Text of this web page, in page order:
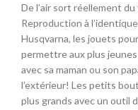
De l’air sort réellement du
Reproduction à
Husqvarna, les jouets
permettre aux plus
avec sa maman ou son
l’extérieur! Les petits
plus grands avec un outil